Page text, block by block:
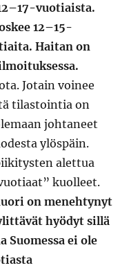
vuotiaista.
12–15-
Haitan on
Jotain voinee
tilastointia on
johtaneet
ylöspäin.
alettua
kuolleet.
on menehtynyt
hyödyt sillä
Suomessa ei ole